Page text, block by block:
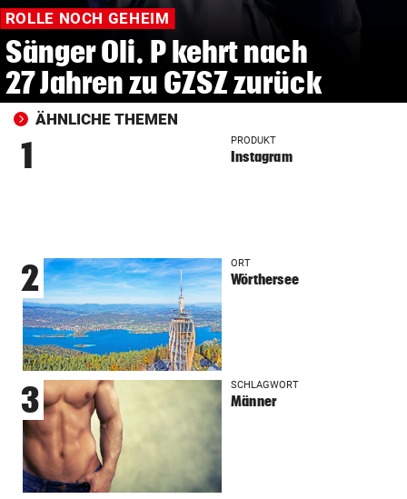
ROLLE NOCH GEHEIM
Sänger Oli. P kehrt nach
27 Jahren zu GZSZ zurück
ÄHNLICHE THEMEN
1 PRODUKT
Instagram
2 ORT
Wörthersee
3 SCHLAGWORT
Männer